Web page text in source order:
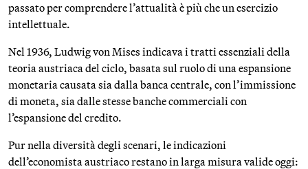
passato per comprendere l’attualità è più che un esercizio
intellettuale.
Nel 1936, Ludwig von Mises indicava i tratti essenziali della
teoria austriaca del ciclo, basata sul ruolo di una espansione
monetaria causata sia dalla banca centrale, con l’immissione
di moneta, sia dalle stesse banche commerciali con
l’espansione del credito.
Pur nella diversità degli scenari, le indicazioni
dell’economista austriaco restano in larga misura valide oggi: